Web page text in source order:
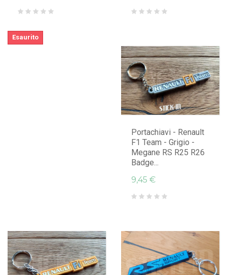
Esaurito
Portachiavi - Renault
F1 Team - Grigio -
Megane RS R25 R26
Badge...
9,45 €